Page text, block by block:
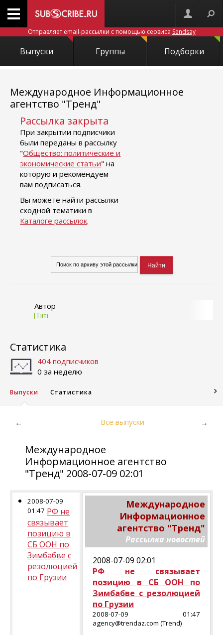
Отправляет email-рассылки с помощью сервиса Sendsay
Выпуски Группы Подборки
Международное Информационное
агентство "Тренд"
Рассылка закрыта
При закрытии подписчики
были переданы в рассылку
"Общество: политические и
экономические статьи" на
которую и рекомендуем
вам подписаться.
Вы можете найти рассылки
сходной тематики в
Каталоге рассылок.
Автор
JTim
Статистика
404 подписчиков
0 за неделю
Выпуски Статистика
← Все выпуски →
Международное
Информационное агентство
"Тренд" 2008-07-09 02:01
2008-07-09
01:47 РФ не
связывает
позицию в
СБ ООН по
Зимбабве с
резолюцией
по Грузии
Международное
Информационное
агентство "Тренд"
Рассылка новостей
2008-07-09 02:01
РФ не связывает
позицию в СБ ООН по
Зимбабве с резолюцией
по Грузии
2008-07-09 01:47
agency@trendaz.com (Trend)